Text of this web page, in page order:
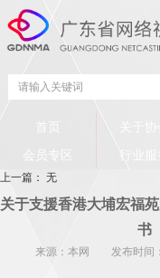
会员专区
首页
关于支援香港大埔宏福
书
来源：本网 发布时间：
上一篇： 无